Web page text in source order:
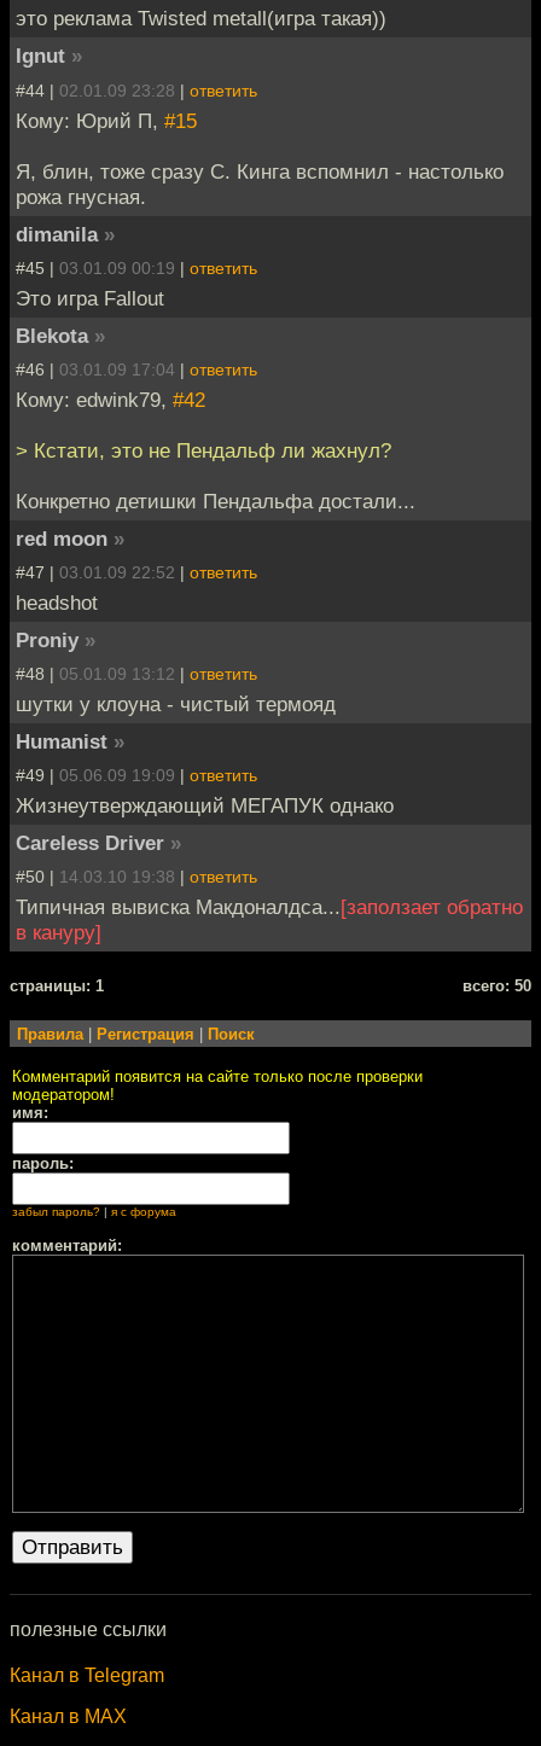
это реклама Twisted metall(игра такая))
Ignut »
#44 | 02.01.09 23:28 | ответить
Кому: Юрий П, #15
Я, блин, тоже сразу С. Кинга вспомнил - настолько
рожа гнусная.
dimanila »
#45 | 03.01.09 00:19 | ответить
Это игра Fallout
Blekota »
#46 | 03.01.09 17:04 | ответить
Кому: edwink79, #42
> Кстати, это не Пендальф ли жахнул?
Конкретно детишки Пендальфа достали...
red moon »
#47 | 03.01.09 22:52 | ответить
headshot
Proniy »
#48 | 05.01.09 13:12 | ответить
шутки у клоуна - чистый термояд
Humanist »
#49 | 05.06.09 19:09 | ответить
Жизнеутверждающий МЕГАПУК однако
Careless Driver »
#50 | 14.03.10 19:38 | ответить
Типичная вывиска Макдоналдса...[заползает обратно
в кануру]
cтраницы: 1 всего: 50
Правила Регистрация Поиск
Комментарий появится на сайте только после проверки
модератором!
имя:
пароль:
забыл пароль? | я с форума
комментарий:
полезные ссылки
Канал в Telegram
Канал в MAX